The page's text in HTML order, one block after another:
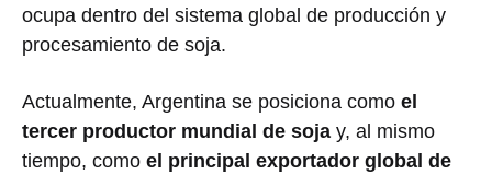
ocupa dentro del sistema global de producción y
procesamiento de soja.
Actualmente, Argentina se posiciona como el
tercer productor mundial de soja y, al mismo
tiempo, como el principal exportador global de